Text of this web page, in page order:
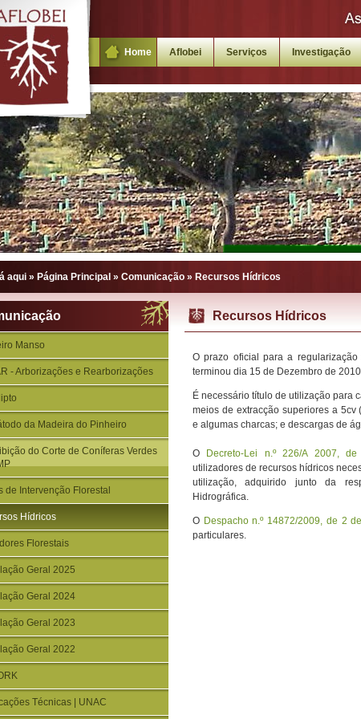
Home Aflobei Serviços Investigação
aqui » Página Principal » Comunicação » Recursos Hídricos
Manso
- Arborizações e Rearborizações
da Madeira do Pinheiro
do Corte de Coníferas Verdes
de Intervenção Florestal
Hídricos
Florestais
Geral 2025
Geral 2024
Geral 2023
Geral 2022
Técnicas | UNAC
Recursos Hídricos
O prazo oficial para a
terminou dia 15 de Dezembro de
É necessário título de utilização para
meios de extracção superiores a 5cv
e algumas charcas; e descargas de
O Decreto-Lei n.º 226/A 2007,
utilizadores de recursos hídricos
utilização, adquirido junto da
Hidrográfica.
O Despacho n.º 14872/2009, de 2
particulares.